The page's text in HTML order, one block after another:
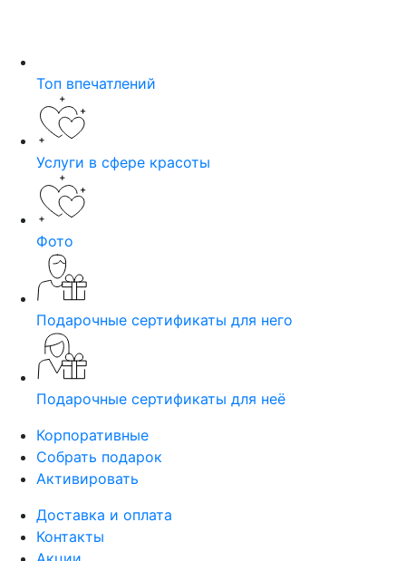
Топ впечатлений
Услуги в сфере красоты
Фото
Подарочные сертификаты для него
Подарочные сертификаты для неё
Корпоративные
Собрать подарок
Активировать
Доставка и оплата
Контакты